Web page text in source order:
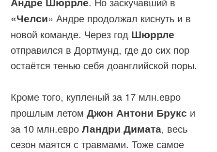
«Челси» Андре продолжал киснуть и в
новой команде. Через год Шюррле
отправился в Дортмунд, где до сих пор
остаётся тенью себя доанглийской поры.
Кроме того, купленый за 17 млн.евро
прошлым летомДжон Антони Брукс и
за 10 млн.евроЛандри Димата, весь
сезон маятся с травмами. Тоже самое